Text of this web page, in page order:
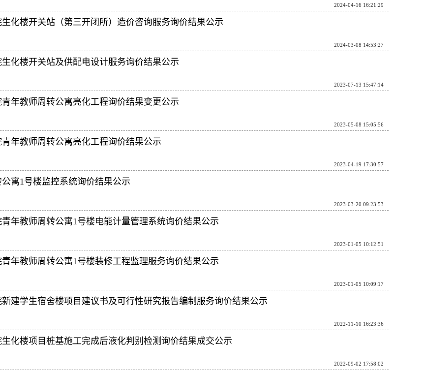
2024-04-16 16:21:29
化楼开关站（第三开闭所）造价咨询服务询价结果公示
2024-03-08 14:53:27
化楼开关站及供配电设计服务询价结果公示
2023-07-13 15:47:14
年教师周转公寓亮化工程询价结果变更公示
2023-05-08 15:05:56
年教师周转公寓亮化工程询价结果公示
2023-04-19 17:30:57
寓1号楼监控系统询价结果公示
2023-03-20 09:23:53
年教师周转公寓1号楼电能计量管理系统询价结果公示
2023-01-05 10:12:51
年教师周转公寓1号楼装修工程监理服务询价结果公示
2023-01-05 10:09:17
建学生宿舍楼项目建议书及可行性研究报告编制服务询价结果公示
2022-11-10 16:23:36
化楼项目桩基施工完成后液化判别检测询价结果成交公示
2022-09-02 17:58:02